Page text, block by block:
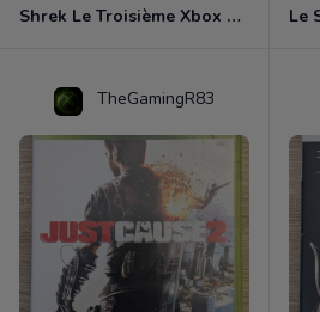
Shrek Le Troisième Xbox 360
TheGamingR83